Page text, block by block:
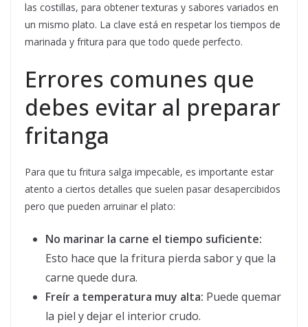
las costillas, para obtener texturas y sabores variados en
un mismo plato. La clave está en respetar los tiempos de
marinada y fritura para que todo quede perfecto.
Errores comunes que
debes evitar al preparar
fritanga
Para que tu fritura salga impecable, es importante estar
atento a ciertos detalles que suelen pasar desapercibidos
pero que pueden arruinar el plato:
No marinar la carne el tiempo suficiente:
Esto hace que la fritura pierda sabor y que la
carne quede dura.
Freír a temperatura muy alta: Puede quemar
la piel y dejar el interior crudo.